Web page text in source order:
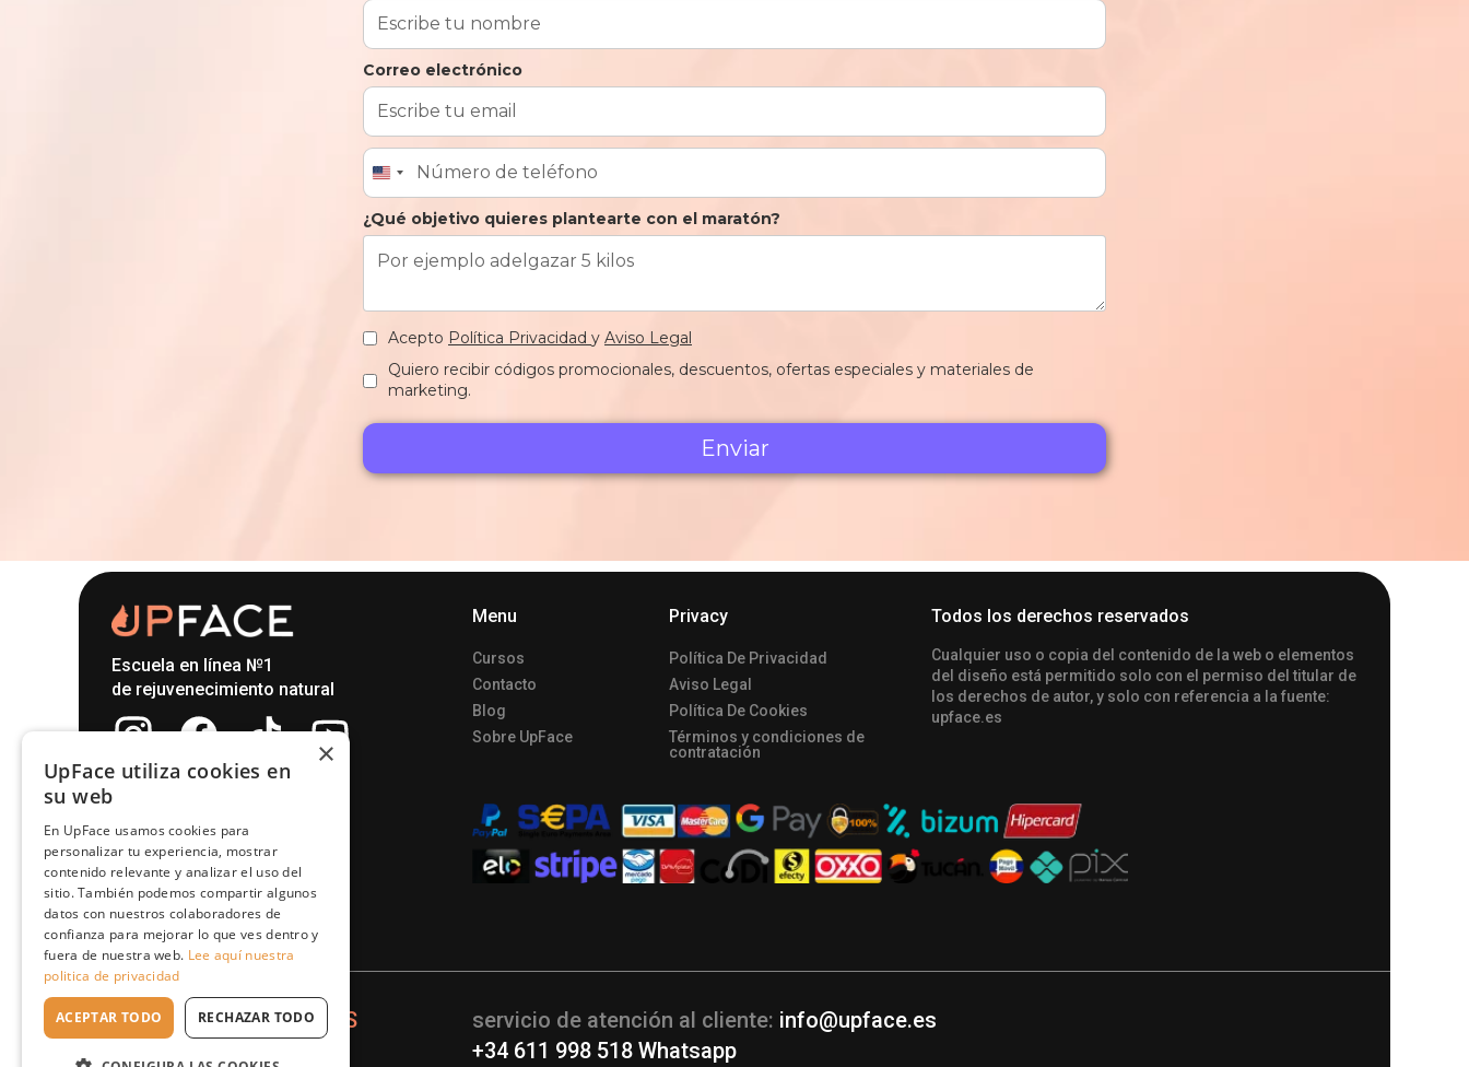
Correo electrónico
¿Qué objetivo quieres plantearte con el maratón?
Acepto Política Privacidad y Aviso Legal
Quiero recibir códigos promocionales, descuentos, ofertas especiales y materiales de
marketing.
Enviar
Escuela en línea №1
de rejuvenecimiento natural
Menu
Cursos
Contacto
Blog
Sobre UpFace
Privacy
Política De Privacidad
Aviso Legal
Política De Cookies
Términos y condiciones de
contratación
Todos los derechos reservados
Сualquier uso o copia del contenido de la web o elementos
del diseño está permitido solo con el permiso del titular de
los derechos de autor, y solo con referencia a la fuente:
upface.es
© 2025 WWW.UPFACE.ES servicio de atención al cliente: info@upface.es
+34 611 998 518 Whatsapp
×
UpFace utiliza cookies en
su web
En UpFace usamos cookies para
personalizar tu experiencia, mostrar
contenido relevante y analizar el uso del
sitio. También podemos compartir algunos
datos con nuestros colaboradores de
confianza para mejorar lo que ves dentro y
fuera de nuestra web. Lee aquí nuestra
politica de privacidad
ACEPTAR TODO RECHAZAR TODO